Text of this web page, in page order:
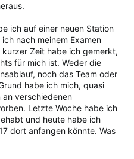
ich auf einer neuen Station
nach meinem Examen
Zeit habe ich gemerkt,
für mich ist. Weder die
noch das Team oder
habe ich mich, quasi
verschiedenen
Letzte Woche habe ich
und heute habe ich
dort anfangen könnte. Was